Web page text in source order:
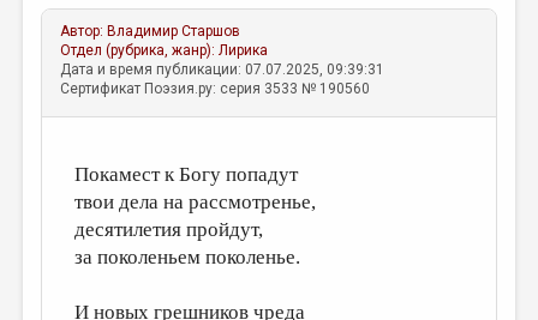
АВТОРЫ
КОММЕНТАРИИ
ЛИТСАЛОН
ПРАВИЛА САЙТА
Автор: Владимир Старшов
Отдел (рубрика, жанр):Лирика
Дата и время публикации: 07.07.2025, 09:39:31
Сертификат Поэзия.ру: серия 3533 № 190560
Покамест к Богу попадут
твои дела на рассмотренье,
десятилетия пройдут,
за поколеньем поколенье.
И новых грешников чреда